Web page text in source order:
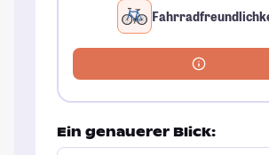
Ein genauerer Blick: